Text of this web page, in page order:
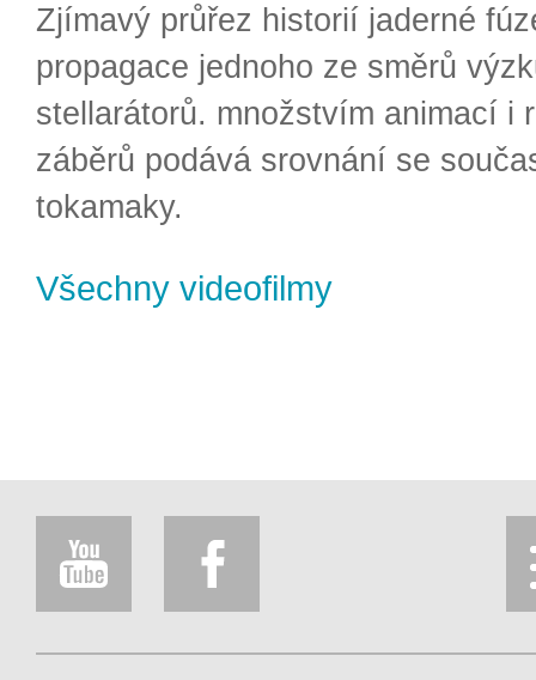
Zjímavý průřez historií jaderné
propagace jednoho ze směrů
stellarátorů. množstvím animací i
záběrů podává srovnání se
tokamaky.
Všechny videofilmy